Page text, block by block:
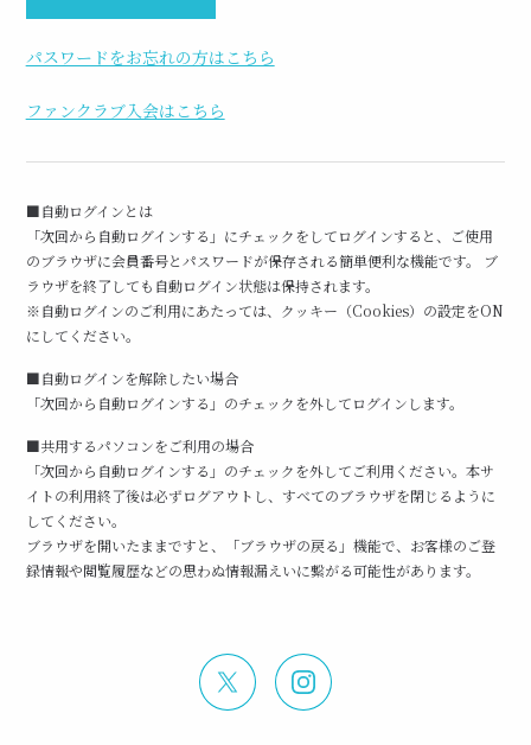
パスワードをお忘れの方はこちら
ファンクラブ入会はこちら
■自動ログインとは
「次回から自動ログインする」にチェックをしてログインすると、ご使用
のブラウザに会員番号とパスワードが保存される簡単便利な機能です。 ブ
ラウザを終了しても自動ログイン状態は保持されます。
※自動ログインのご利用にあたっては、クッキー（Cookies）の設定をON
にしてください。
■自動ログインを解除したい場合
「次回から自動ログインする」のチェックを外してログインします。
■共用するパソコンをご利用の場合
「次回から自動ログインする」のチェックを外してご利用ください。本サ
イトの利用終了後は必ずログアウトし、すべてのブラウザを閉じるように
してください。
ブラウザを開いたままですと、「ブラウザの戻る」機能で、お客様のご登
録情報や閲覧履歴などの思わぬ情報漏えいに繋がる可能性があります。